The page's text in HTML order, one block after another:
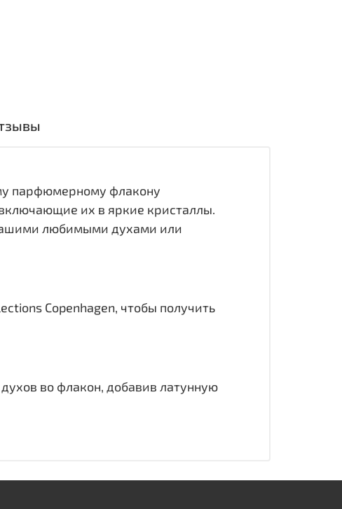
парфюмерному флакону
их в яркие кристаллы.
любимыми духами или
Copenhagen, чтобы получить
во флакон, добавив латунную